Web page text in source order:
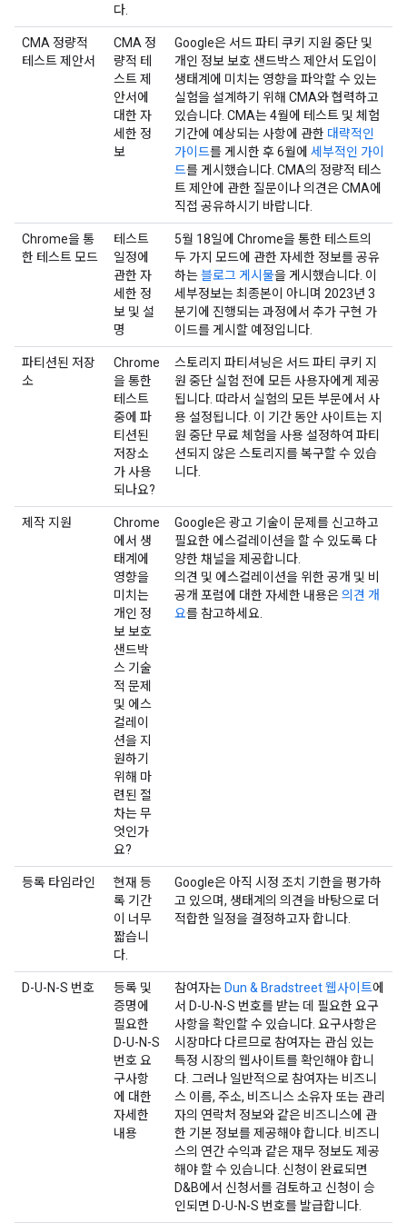
다.
CMA 정량적
테스트 제안서
CMA 정
량적 테
스트 제
안서에
대한 자
세한 정
보
Google은 서드 파티 쿠키 지원 중단 및
개인 정보 보호 샌드박스 제안서 도입이
생태계에 미치는 영향을 파악할 수 있는
실험을 설계하기 위해 CMA와 협력하고
있습니다. CMA는 4월에 테스트 및 체험
기간에 예상되는 사항에 관한 대략적인
가이드를 게시한 후 6월에 세부적인 가이
드를 게시했습니다. CMA의 정량적 테스
트 제안에 관한 질문이나 의견은 CMA에
직접 공유하시기 바랍니다.
Chrome을 통
한 테스트 모드
테스트
일정에
관한 자
세한 정
보 및 설
명
5월 18일에 Chrome을 통한 테스트의
두 가지 모드에 관한 자세한 정보를 공유
하는블로그 게시물을 게시했습니다. 이
세부정보는 최종본이 아니며 2023년 3
분기에 진행되는 과정에서 추가 구현 가
이드를 게시할 예정입니다.
파티션된 저장
소
Chrome
을 통한
테스트
중에 파
티션된
저장소
가 사용
되나요?
스토리지 파티셔닝은 서드 파티 쿠키 지
원 중단 실험 전에 모든 사용자에게 제공
됩니다. 따라서 실험의 모든 부문에서 사
용 설정됩니다. 이 기간 동안 사이트는 지
원 중단 무료 체험을 사용 설정하여 파티
션되지 않은 스토리지를 복구할 수 있습
니다.
제작 지원
Chrome
에서 생
태계에
영향을
미치는
개인 정
보 보호
샌드박
스 기술
적 문제
및 에스
컬레이
션을 지
원하기
위해 마
련된 절
차는 무
엇인가
요?
Google은 광고 기술이 문제를 신고하고
필요한 에스컬레이션을 할 수 있도록 다
양한 채널을 제공합니다.
의견 및 에스컬레이션을 위한 공개 및 비
공개 포럼에 대한 자세한 내용은의견 개
요를 참고하세요.
등록 타임라인
현재 등
록 기간
이 너무
짧습니
다.
Google은 아직 시정 조치 기한을 평가하
고 있으며, 생태계의 의견을 바탕으로 더
적합한 일정을 결정하고자 합니다.
D-U-N-S 번호
등록 및
증명에
필요한
D-U-N-S
번호 요
구사항
에 대한
자세한
내용
참여자는Dun & Bradstreet 웹사이트에
서 D-U-N-S 번호를 받는 데 필요한 요구
사항을 확인할 수 있습니다. 요구사항은
시장마다 다르므로 참여자는 관심 있는
특정 시장의 웹사이트를 확인해야 합니
다. 그러나 일반적으로 참여자는 비즈니
스 이름, 주소, 비즈니스 소유자 또는 관리
자의 연락처 정보와 같은 비즈니스에 관
한 기본 정보를 제공해야 합니다. 비즈니
스의 연간 수익과 같은 재무 정보도 제공
해야 할 수 있습니다. 신청이 완료되면
D&B에서 신청서를 검토하고 신청이 승
인되면 D-U-N-S 번호를 발급합니다.